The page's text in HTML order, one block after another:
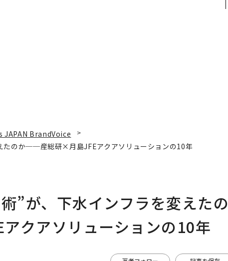
JAPAN BrandVoice
たのか──産総研×月島JFEアクアソリューションの10年
”が、下水インフラを変えたの
クアソリューションの10年